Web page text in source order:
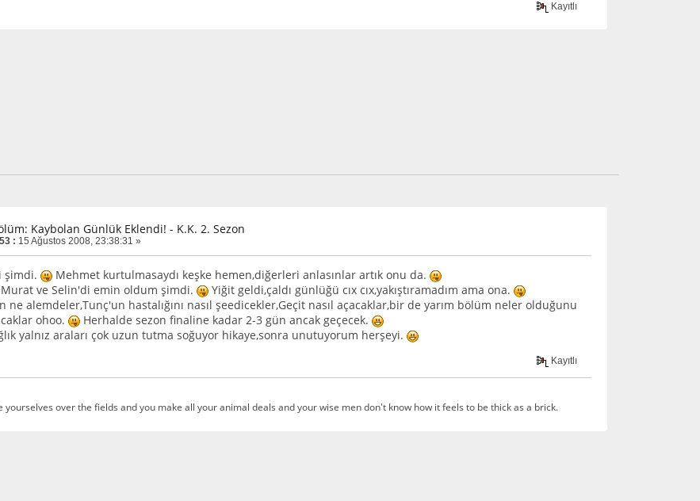
Kayıtlı
Kaybolan Günlük Eklendi! - K.K. 2. Sezon
: 15 Ağustos 2008, 23:38:31 »
şimdi.
Mehmet kurtulmasaydı keşke hemen,diğerleri anlasınlar artık onu da.
ve Selin'di emin oldum şimdi.
Yiğit geldi,çaldı günlüğü cıx cıx,yakıştıramadım ama ona.
ne alemdeler,Tunç'un hastalığını nasıl şeedicekler,Geçit nasıl açacaklar,bir de yarım bölüm neler olduğunu
ohoo.
Herhalde sezon finaline kadar 2-3 gün ancak geçecek.
yalnız araları çok uzun tutma soğuyor hikaye,sonra unutuyorum herşeyi.
Kayıtlı
yourselves over the fields and you make all your animal deals and your wise men don't know how it feels to be thick as a brick.